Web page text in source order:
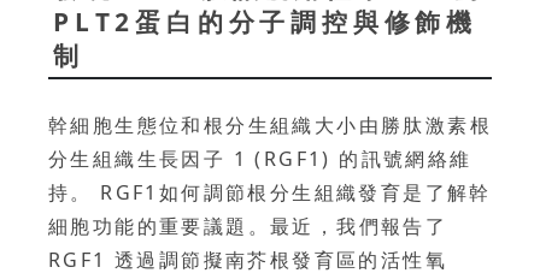
PLT2蛋白的分子調控與修飾機
制
幹細胞生態位和根分生組織大小由勝肽激素根
分生組織生長因子 1 (RGF1) 的訊號網絡維
持。 RGF1如何調節根分生組織發育是了解幹
細胞功能的重要議題。最近，我們報告了
RGF1 透過調節擬南芥根發育區的活性氧